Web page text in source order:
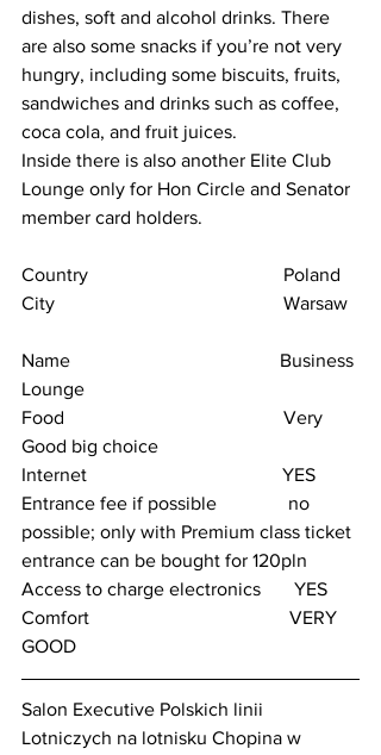
dishes, soft and alcohol drinks. There
are also some snacks if you’re not very
hungry, including some biscuits, fruits,
sandwiches and drinks such as coffee,
coca cola, and fruit juices.
Inside there is also another Elite Club
Lounge only for Hon Circle and Senator
member card holders.
Country                                         Poland
City                                                Warsaw
Name                                            Business
Lounge
Food                                              Very
Good big choice
Internet                                         YES
Entrance fee if possible               no
possible; only with Premium class ticket
entrance can be bought for 120pln
Access to charge electronics       YES
Comfort                                          VERY
GOOD
Salon Executive Polskich linii
Lotniczych na lotnisku Chopina w